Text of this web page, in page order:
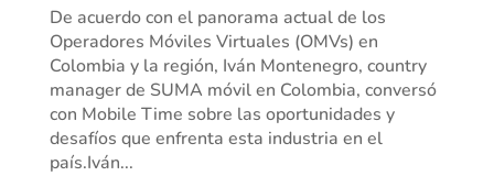
De acuerdo con el panorama actual de los
Operadores Móviles Virtuales (OMVs) en
Colombia y la región, Iván Montenegro, country
manager de SUMA móvil en Colombia, conversó
con Mobile Time sobre las oportunidades y
desafíos que enfrenta esta industria en el
país.Iván...